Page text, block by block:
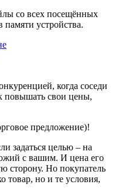
со всех посещённых
памяти устройства.
когда соседи
повышать свои цены,
предложение)!
задаться целью – на
с вашим. И цена его
сторону. Но покупатель
товар, но и те условия,